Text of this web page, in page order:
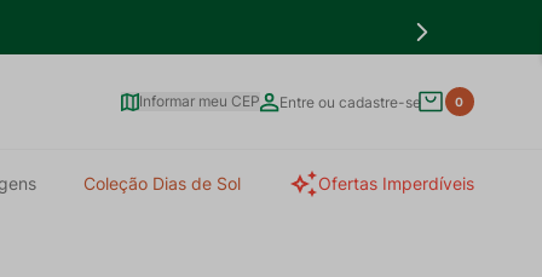
Informar meu CEP Entre ou cadastre-se 0
Coleção Dias de Sol Ofertas Imperdíveis